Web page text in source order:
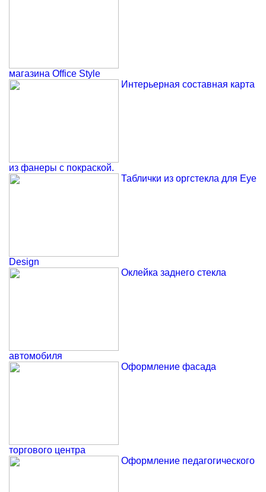
магазина Office Style
Интерьерная составная карта
из фанеры с покраской.
Таблички из оргстекла для Eye
Design
Оклейка заднего стекла
автомобиля
Оформление фасада
торгового центра
Оформление педагогического